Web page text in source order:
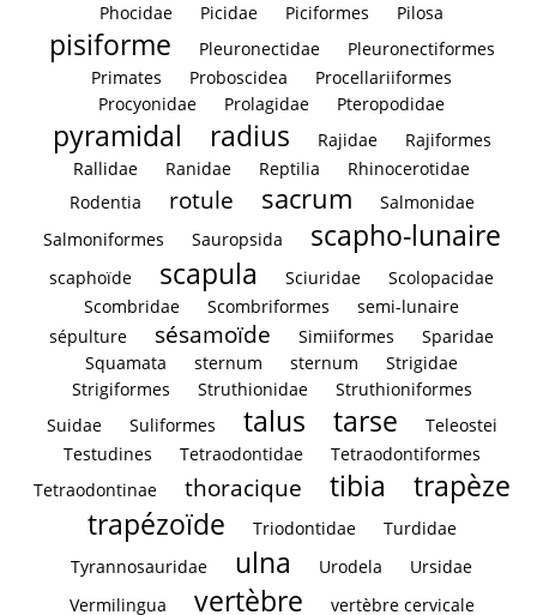
Phocidae
Picidae Piciformes Pilosa
pisiforme Pleuronectidae
Pleuronectiformes
Primates
Proboscidea
Procellariiformes
Procyonidae
Prolagidae Pteropodidae
pyramidal radius Rajidae
Rajiformes
Rallidae
Ranidae Reptilia
Rhinocerotidae
Rodentia
rotule sacrum
Salmonidae
Salmoniformes
Sauropsida scapho-lunaire
scaphoïde scapula Sciuridae
Scolopacidae
Scombridae
Scombriformes
semi-lunaire
sépulture
sésamoïde Simiiformes
Sparidae
Squamata
sternum sternum
Strigidae
Strigiformes
Struthionidae
Struthioniformes
Suidae
Suliformes talus tarse
Teleostei
Testudines
Tetraodontidae
Tetraodontiformes
Tetraodontinae
thoracique tibia
trapèze
trapézoïde
Triodontidae
Turdidae
Tyrannosauridae
ulna Urodela
Ursidae
Vermilingua
vertèbre
vertèbre cervicale